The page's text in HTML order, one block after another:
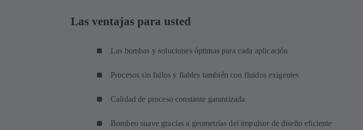
Las ventajas para usted
Las bombas y soluciones óptimas para cada aplicación
Procesos sin fallos y fiables también con fluidos exigentes
Calidad de proceso constante garantizada
Bombeo suave gracias a geometrías del impulsor de diseño eficiente